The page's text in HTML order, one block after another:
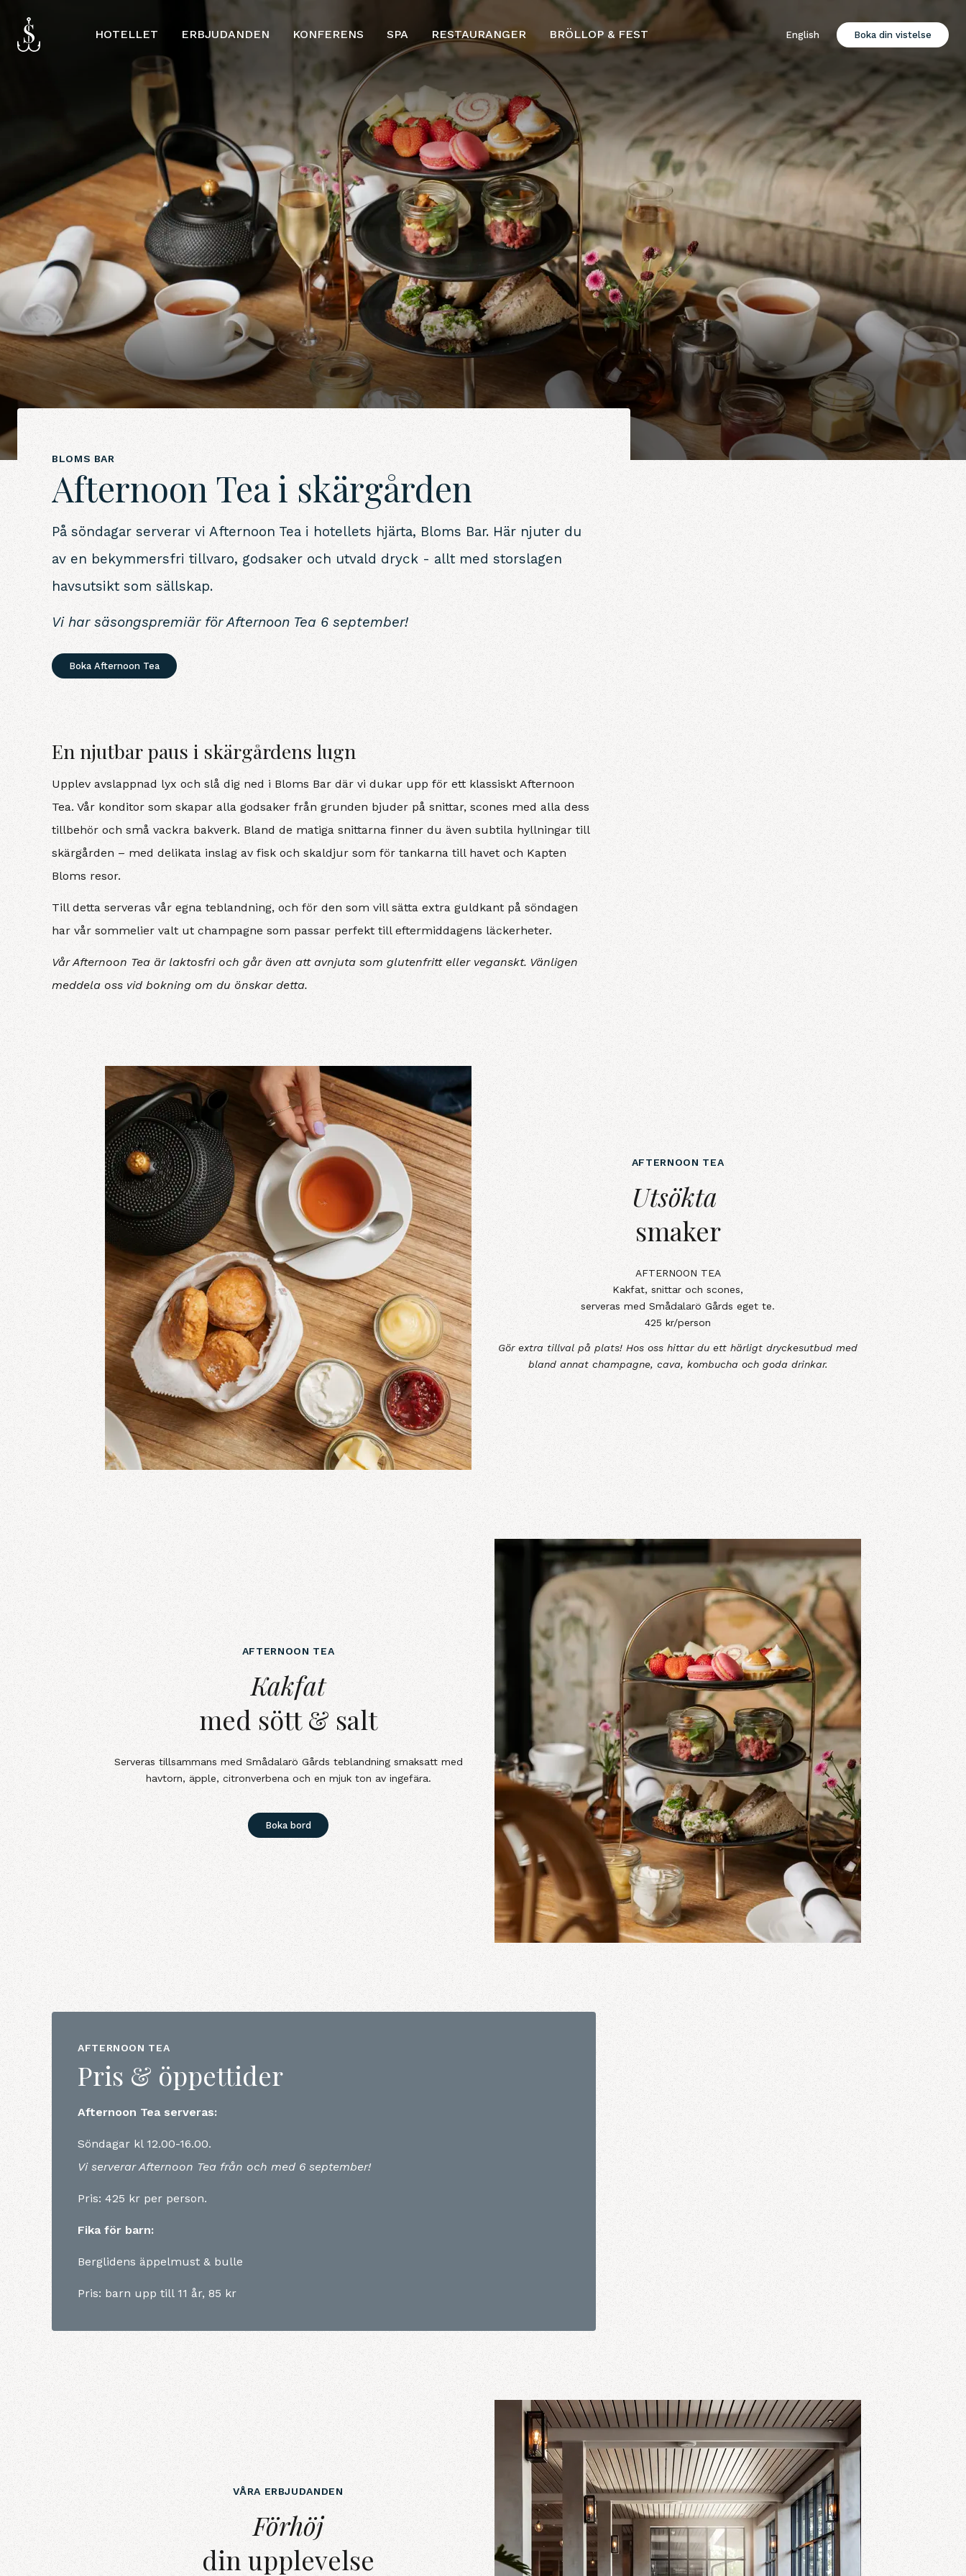
HOTELLET ERBJUDANDEN KONFERENS SPA RESTAURANGER BRÖLLOP & FEST English Boka din vistelse
BLOMS BAR
Afternoon Tea i skärgården
På söndagar serverar vi Afternoon Tea i hotellets hjärta, Bloms Bar. Här njuter du
av en bekymmersfri tillvaro, godsaker och utvald dryck - allt med storslagen
havsutsikt som sällskap.
Vi har säsongspremiär för Afternoon Tea 6 september!
Boka Afternoon Tea
En njutbar paus i skärgårdens lugn
Upplev avslappnad lyx och slå dig ned i Bloms Bar där vi dukar upp för ett klassiskt Afternoon
Tea. Vår konditor som skapar alla godsaker från grunden bjuder på snittar, scones med alla dess
tillbehör och små vackra bakverk. Bland de matiga snittarna finner du även subtila hyllningar till
skärgården – med delikata inslag av fisk och skaldjur som för tankarna till havet och Kapten
Bloms resor.
Till detta serveras vår egna teblandning, och för den som vill sätta extra guldkant på söndagen
har vår sommelier valt ut champagne som passar perfekt till eftermiddagens läckerheter.
Vår Afternoon Tea är laktosfri och går även att avnjuta som glutenfritt eller veganskt. Vänligen
meddela oss vid bokning om du önskar detta.
AFTERNOON TEA
Utsökta&nbsp;smaker
Utsökta
smaker
AFTERNOON TEA
Kakfat, snittar och scones,
serveras med Smådalarö Gårds eget te.
425 kr/person
Gör extra tillval på plats! Hos oss hittar du ett härligt dryckesutbud med
bland annat champagne, cava, kombucha och goda drinkar.
AFTERNOON TEA
Kakfatmed sött &amp; salt
Kakfat
med sött & salt
Serveras tillsammans med Smådalarö Gårds teblandning smaksatt med
havtorn, äpple, citronverbena och en mjuk ton av ingefära.
Boka bord
AFTERNOON TEA
Pris & öppettider
Afternoon Tea serveras:
Söndagar kl 12.00-16.00.
Vi serverar Afternoon Tea från och med 6 september!
Pris: 425 kr per person.
Fika för barn:
Berglidens äppelmust & bulle
Pris: barn upp till 11 år, 85 kr
VÅRA ERBJUDANDEN
Förhöjdin upplevelseFörhöj
din upplevelse